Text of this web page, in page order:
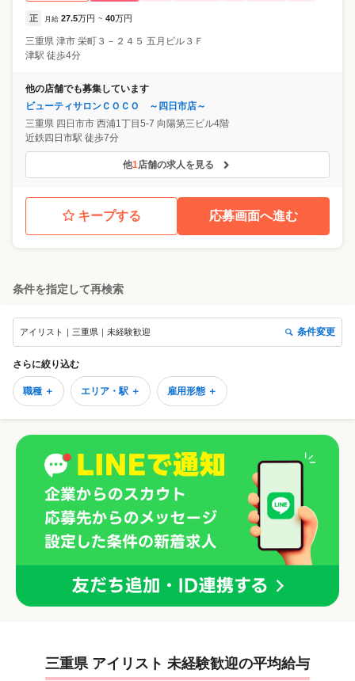
正 月給 27.5万円 ~ 40万円
三重県 津市 栄町３－２４５ 五月ビル３Ｆ
津駅 徒歩4分
他の店舗でも募集しています
ビューティサロンＣＯＣＯ ～四日市店～
三重県 四日市市 西浦1丁目5-7 向陽第三ビル4階
近鉄四日市駅 徒歩7分
他1店舗の求人を見る
キープする 応募画面へ進む
条件を指定して再検索
アイリスト｜三重県｜未経験歓迎 条件変更
さらに絞り込む
職種 ＋ エリア・駅 ＋ 雇用形態 ＋
三重県 アイリスト 未経験歓迎の平均給与